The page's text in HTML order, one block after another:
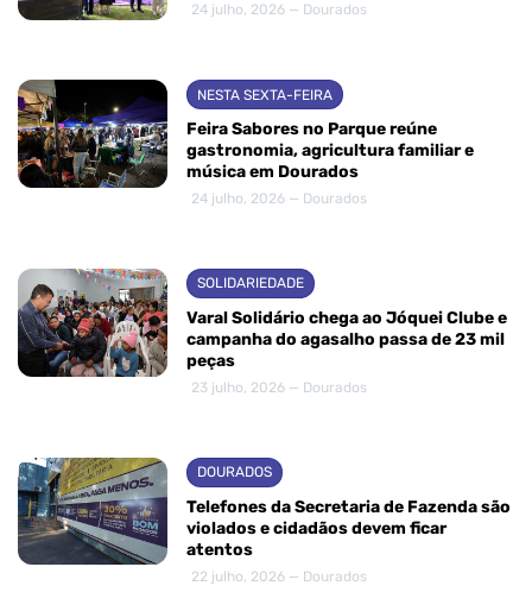
24 julho, 2026 — Dourados
NESTA SEXTA-FEIRA
Feira Sabores no Parque reúne
gastronomia, agricultura familiar e
música em Dourados
24 julho, 2026 — Dourados
SOLIDARIEDADE
Varal Solidário chega ao Jóquei Clube e
campanha do agasalho passa de 23 mil
peças
23 julho, 2026 — Dourados
DOURADOS
Telefones da Secretaria de Fazenda são
violados e cidadãos devem ficar
atentos
22 julho, 2026 — Dourados